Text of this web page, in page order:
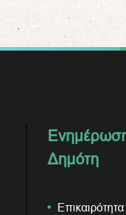
Δημότη
Επικαιρότητα